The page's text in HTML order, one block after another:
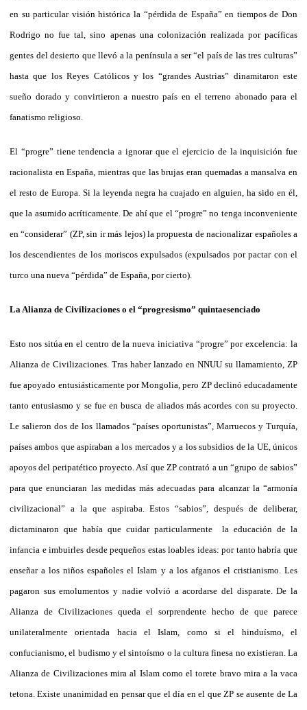
en su particular visión histórica la “pérdida de España” en tiempos de Don
Rodrigo no fue tal, sino apenas una colonización realizada por pacíficas
gentes del desierto que llevó a la península a ser “el país de las tres culturas”
hasta que los Reyes Católicos y los “grandes Austrias” dinamitaron este
sueño dorado y convirtieron a nuestro país en el terreno abonado para el
fanatismo religioso.
El “progre” tiene tendencia a ignorar que el ejercicio de la inquisición fue
racionalista en España, mientras que las brujas eran quemadas a mansalva en
el resto de Europa. Si la leyenda negra ha cuajado en alguien, ha sido en él,
que la asumido acríticamente. De ahí que el “progre” no tenga inconveniente
en “considerar” (ZP, sin ir más lejos) la propuesta de nacionalizar españoles a
los descendientes de los moriscos expulsados (expulsados por pactar con el
turco una nueva “pérdida” de España, por cierto).
La Alianza de Civilizaciones o el “progresismo” quintaesenciado
Esto nos sitúa en el centro de la nueva iniciativa “progre” por excelencia: la
Alianza de Civilizaciones. Tras haber lanzado en NNUU su llamamiento, ZP
fue apoyado entusiásticamente por Mongolia, pero ZP declinó educadamente
tanto entusiasmo y se fue en busca de aliados más acordes con su proyecto.
Le salieron dos de los llamados “países oportunistas”, Marruecos y Turquía,
países ambos que aspiraban a los mercados y a los subsidios de la UE, únicos
apoyos del peripatético proyecto. Así que ZP contrató a un “grupo de sabios”
para que enunciaran las medidas más adecuadas para alcanzar la “armonía
civilizacional” a la que aspiraba. Estos “sabios”, después de deliberar,
dictaminaron que había que cuidar particularmente
la educación de la
infancia e imbuirles desde pequeños estas loables ideas: por tanto habría que
enseñar a los niños españoles el Islam y a los afganos el cristianismo. Les
pagaron sus emolumentos y nadie volvió a acordarse del disparate. De la
Alianza de Civilizaciones queda el sorprendente hecho de que parece
unilateralmente orientada hacia el Islam, como si el hinduísmo, el
confucianismo, el budismo y el sintoísmo o la cultura finesa no existieran. La
Alianza de Civilizaciones mira al Islam como el torete bravo mira a la vaca
tetona. Existe unanimidad en pensar que el día en el que ZP se ausente de La